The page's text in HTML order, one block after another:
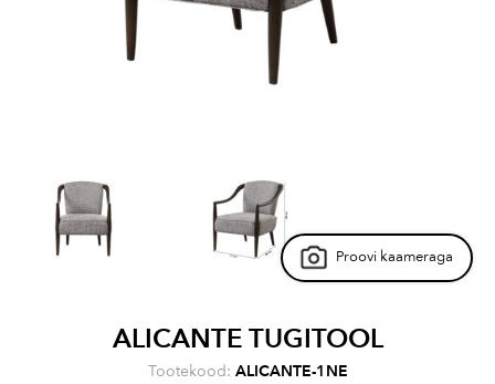
Proovi kaameraga
ALICANTE TUGITOOL
Tootekood: ALICANTE-1NE